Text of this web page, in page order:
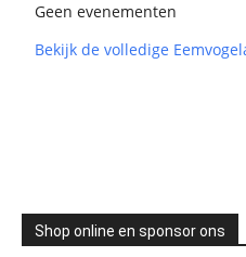
Geen evenementen
Bekijk de volledige
Shop online en sponsor ons